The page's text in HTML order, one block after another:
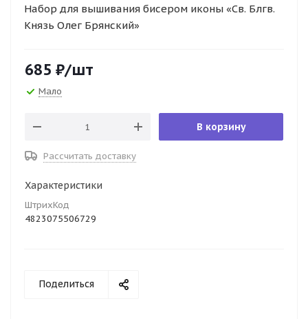
Набор для вышивания бисером иконы «Св. Блгв.
Князь Олег Брянский»
685 ₽/шт
Мало
В корзину
Рассчитать доставку
Характеристики
ШтрихКод
4823075506729
Поделиться